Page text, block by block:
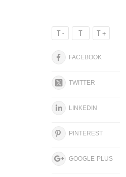
T - T T +
FACEBOOK
TWITTER
LINKEDIN
PINTEREST
GOOGLE PLUS